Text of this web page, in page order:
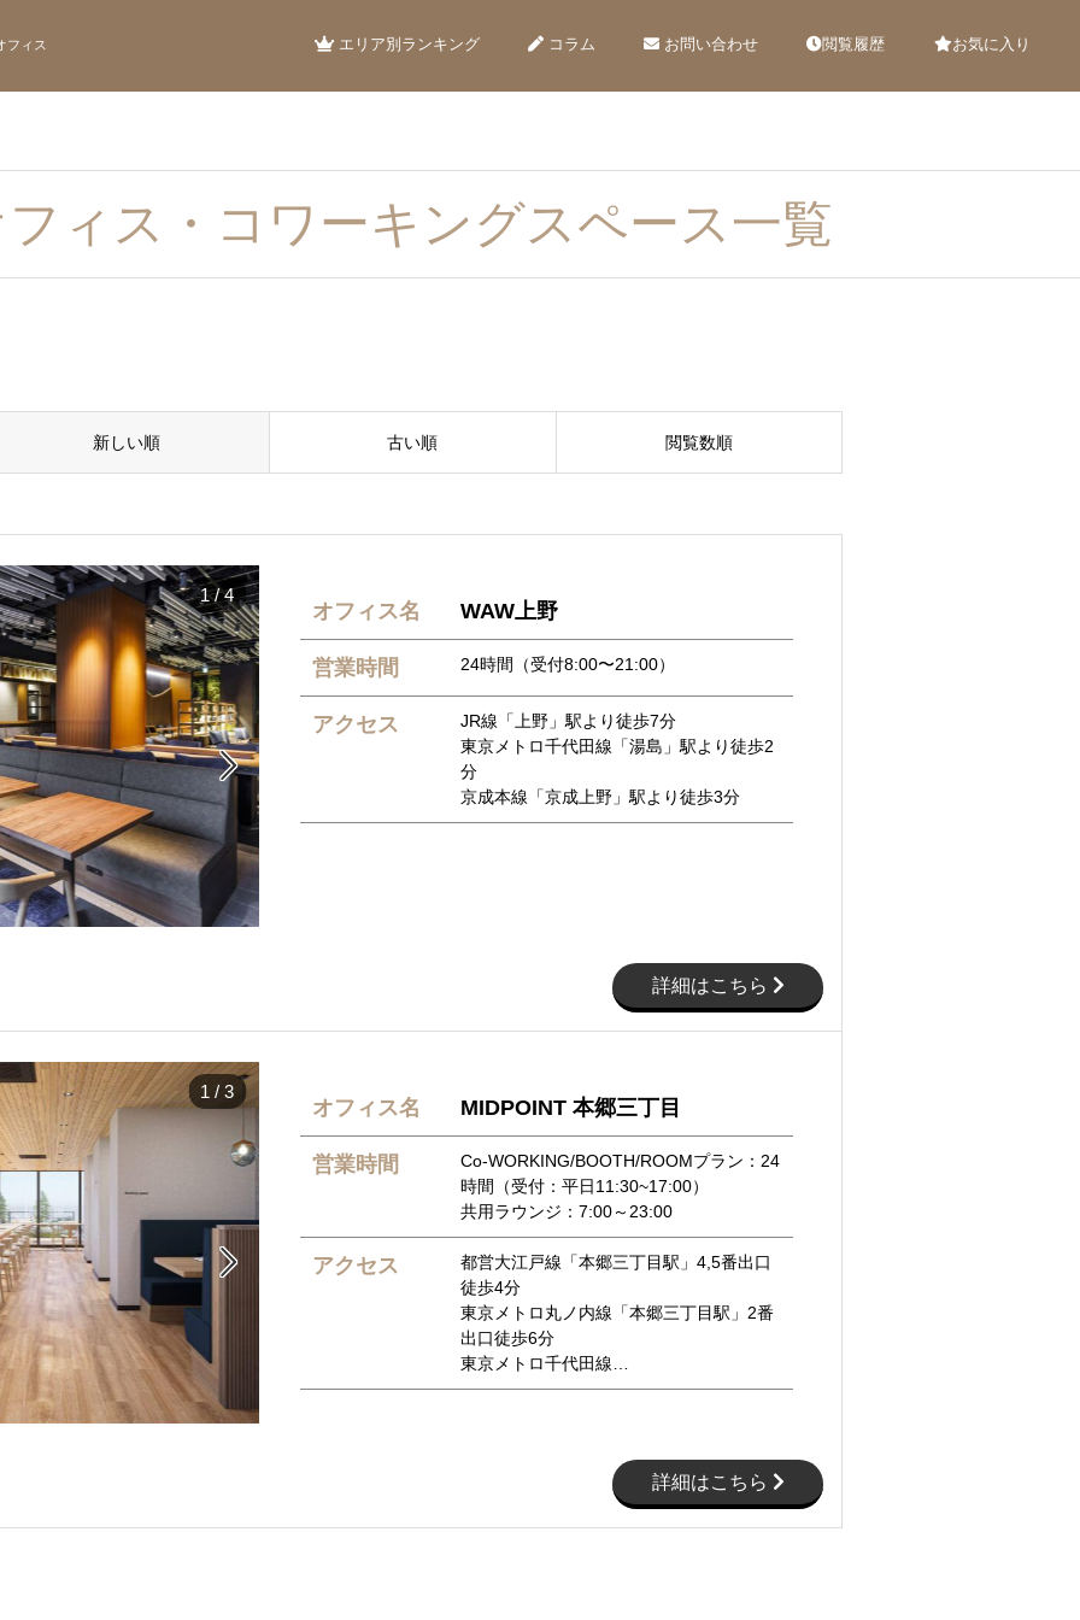
フィス エリア別ランキング コラム お問い合わせ 閲覧履歴 お気に入り
ィス・コワーキングスペース一覧
新しい順 古い順 閲覧数順

1/4
オフィス名 WAW上野
営業時間 24時間（受付8:00〜21:00）
アクセス
JR線「上野」駅より徒歩7分
東京メトロ千代田線「湯島」駅より徒歩2
分
京成本線「京成上野」駅より徒歩3分
詳細はこちら

1 / 3
オフィス名 MIDPOINT 本郷三丁目
営業時間
Co-WORKING/BOOTH/ROOMプラン：24
時間（受付：平日11:30~17:00）
共用ラウンジ：7:00～23:00
アクセス
都営大江戸線「本郷三丁目駅」4,5番出口
徒歩4分
東京メトロ丸ノ内線「本郷三丁目駅」2番
出口徒歩6分
東京メトロ千代田線…
詳細はこちら